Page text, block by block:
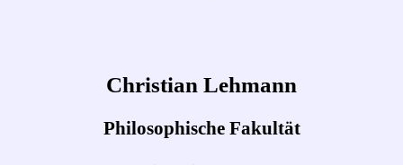
Christian Lehmann
Philosophische Fakultät